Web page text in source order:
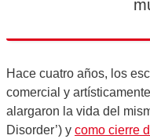
Hace cuatro años, los
comercial y
alargaron la vida del
Disorder’) y como cierre